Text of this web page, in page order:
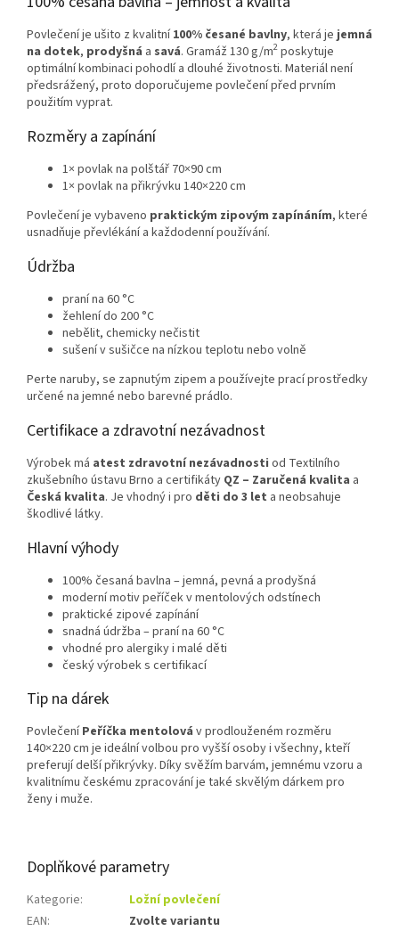
Povlečení je ušito z kvalitní100% česané bavlny, která je jemná
na dotek, prodyšná a savá. Gramáž 130 g/m2 poskytuje
optimální kombinaci pohodlí a dlouhé životnosti. Materiál není
předsrážený, proto doporučujeme povlečení před prvním
použitím vyprat.
Rozměry a zapínání
1× povlak na polštář 70×90 cm
1× povlak na přikrývku 140×220 cm
Povlečení je vybaveno praktickým zipovým zapínáním, které
usnadňuje převlékání a každodenní používání.
Údržba
praní na 60 °C
žehlení do 200 °C
nebělit, chemicky nečistit
sušení v sušičce na nízkou teplotu nebo volně
Perte naruby, se zapnutým zipem a používejte prací prostředky
určené na jemné nebo barevné prádlo.
Certifikace a zdravotní nezávadnost
Výrobek má atest zdravotní nezávadnosti od Textilního
zkušebního ústavu Brno a certifikáty QZ – Zaručená kvalita a
Česká kvalita. Je vhodný i pro děti do 3 let a neobsahuje
škodlivé látky.
Hlavní výhody
100% česaná bavlna – jemná, pevná a prodyšná
moderní motiv peříček v mentolových odstínech
praktické zipové zapínání
snadná údržba – praní na 60 °C
vhodné pro alergiky i malé děti
český výrobek s certifikací
Tip na dárek
PovlečeníPeříčka mentolová v prodlouženém rozměru
140×220 cm je ideální volbou pro vyšší osoby i všechny, kteří
preferují delší přikrývky. Díky svěžím barvám, jemnému vzoru a
kvalitnímu českému zpracování je také skvělým dárkem pro
ženy i muže.
Doplňkové parametry
Kategorie:
Ložní povlečení
EAN:
Zvolte variantu